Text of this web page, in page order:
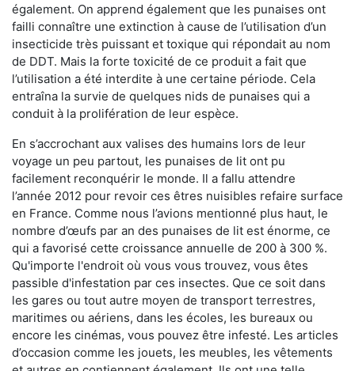
également. On apprend également que les punaises ont
failli connaître une extinction à cause de l’utilisation d’un
insecticide très puissant et toxique qui répondait au nom
de DDT. Mais la forte toxicité de ce produit a fait que
l’utilisation a été interdite à une certaine période. Cela
entraîna la survie de quelques nids de punaises qui a
conduit à la prolifération de leur espèce.
En s’accrochant aux valises des humains lors de leur
voyage un peu partout, les punaises de lit ont pu
facilement reconquérir le monde. Il a fallu attendre
l’année 2012 pour revoir ces êtres nuisibles refaire surface
en France. Comme nous l’avions mentionné plus haut, le
nombre d’œufs par an des punaises de lit est énorme, ce
qui a favorisé cette croissance annuelle de 200 à 300 %.
Qu'importe l'endroit où vous vous trouvez, vous êtes
passible d'infestation par ces insectes. Que ce soit dans
les gares ou tout autre moyen de transport terrestres,
maritimes ou aériens, dans les écoles, les bureaux ou
encore les cinémas, vous pouvez être infesté. Les articles
d’occasion comme les jouets, les meubles, les vêtements